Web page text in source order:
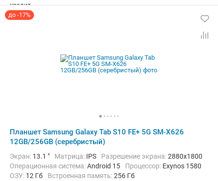
до -17%
Планшет Samsung Galaxy Tab S10 FE+ 5G SM-X626
12GB/256GB (серебристый)
Экран: 13.1 " Матрица: IPS Разрешение экрана:2880x1800
Операционная система:Android 15 Процессор: Exynos 1580​
ОЗУ: 12 Гб Встроенная память:256 Гб